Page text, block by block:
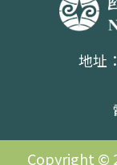
地址
Copyright ©